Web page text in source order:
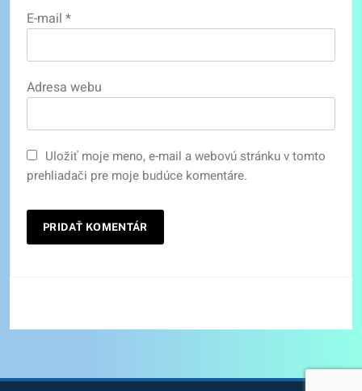
E-mail *
Adresa webu
Uložiť moje meno, e-mail a webovú stránku v tomto
prehliadači pre moje budúce komentáre.